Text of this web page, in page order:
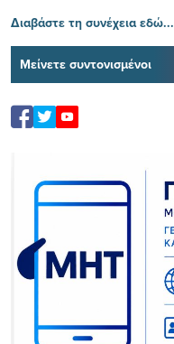
Διαβάστε τη συνέχεια εδώ...
Μείνετε συντονισμένοι